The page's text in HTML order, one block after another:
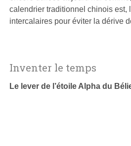
calendrier traditionnel chinois est,
intercalaires pour éviter la dérive
Inventer le temps
Le lever de l’étoile Alpha du